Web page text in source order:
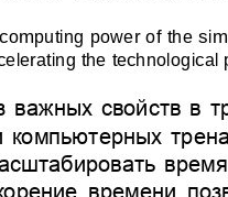
computing power of the
the technological
важных свойств в
компьютерных
времени